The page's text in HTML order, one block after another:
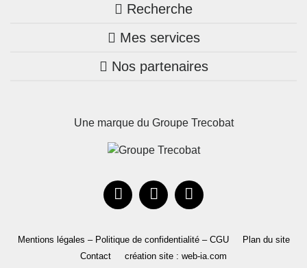
Trouver une agence
Bretagne
Pays de la Loire
Occitanie
Recherche
Nos annonces
Maison + terrain
Mes services
Mon compte Trecobois
Parrainez un proche!
Nos partenaires
Une marque du Groupe Trecobat
Mentions légales – Politique de confidentialité – CGU
Plan du site
Contact
création site : web-ia.com